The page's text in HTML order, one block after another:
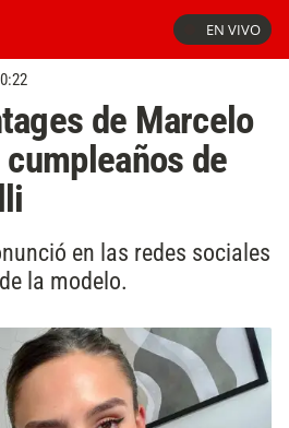
EN VIVO
de Marcelo
de
en las redes sociales
la modelo.